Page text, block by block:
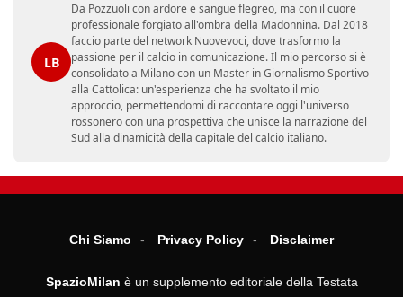
LB
Da Pozzuoli con ardore e sangue flegreo, ma con il cuore
professionale forgiato all'ombra della Madonnina. Dal 2018
faccio parte del network Nuovevoci, dove trasformo la
passione per il calcio in comunicazione. Il mio percorso si è
consolidato a Milano con un Master in Giornalismo Sportivo
alla Cattolica: un'esperienza che ha svoltato il mio
approccio, permettendomi di raccontare oggi l'universo
rossonero con una prospettiva che unisce la narrazione del
Sud alla dinamicità della capitale del calcio italiano.
Chi Siamo Privacy Policy Disclaimer
SpazioMilan è un supplemento editoriale della Testata